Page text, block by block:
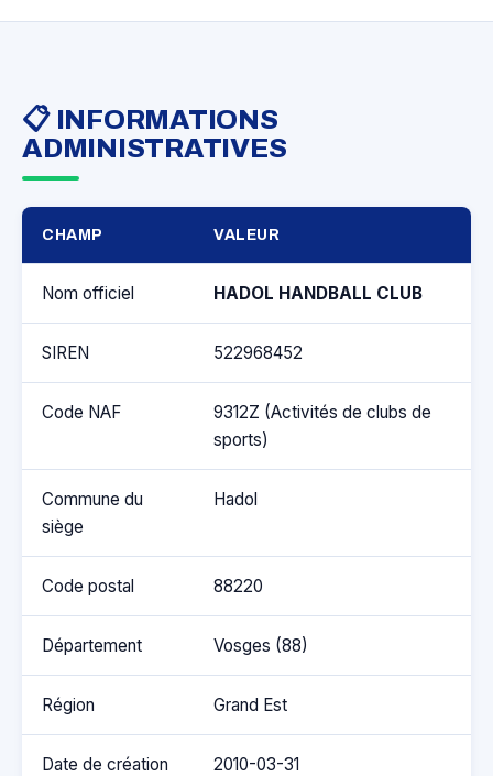
📋 INFORMATIONS
ADMINISTRATIVES
CHAMP VALEUR
Nom officiel HADOL HANDBALL CLUB
SIREN 522968452
Code NAF
9312Z (Activités de clubs de
sports)
Commune du
siège
Hadol
Code postal 88220
Département Vosges (88)
Région Grand Est
Date de création 2010-03-31